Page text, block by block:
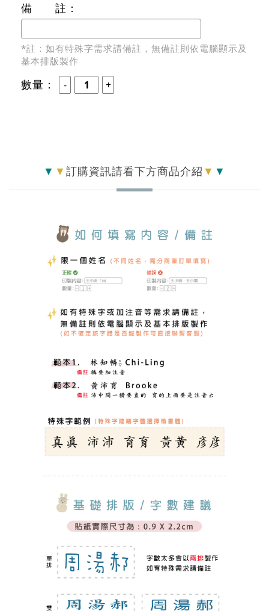
備 註：
*註：如有特殊字需求請備註，無備註則依電腦顯示及
基本排版製作
數量：
▼ ▼ 訂購資訊請看下方商品介紹 ▼ ▼